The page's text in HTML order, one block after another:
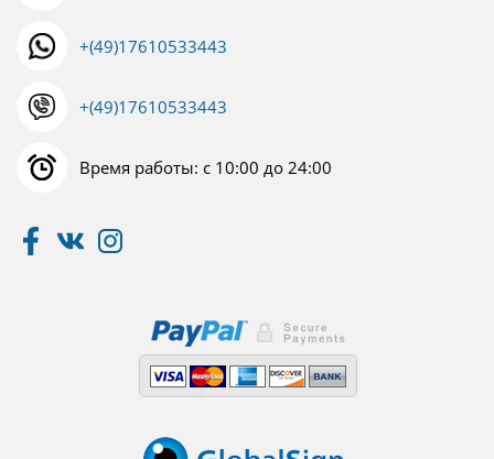
+(49)17610533443
+(49)17610533443
Время работы: с 10:00 до 24:00